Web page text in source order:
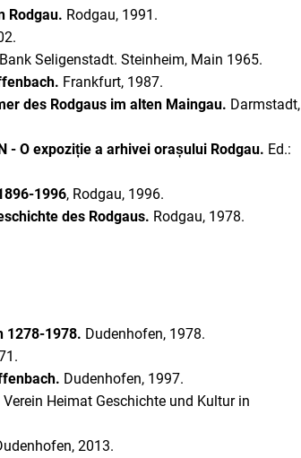
Rodgau. Rodgau, 1991.
Seligenstadt. Steinheim, Main 1965.
Frankfurt, 1987.
des Rodgaus im alten Maingau. Darmstadt,
- O expoziție a arhivei orașului Rodgau. Ed.:
1996, Rodgau, 1996.
des Rodgaus. Rodgau, 1978.
1278-1978. Dudenhofen, 1978.
Dudenhofen, 1997.
Verein Heimat Geschichte und Kultur in
2013.